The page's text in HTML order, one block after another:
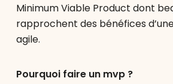
Minimum Viable Product dont
rapprochent des bénéfices
agile.
Pourquoi faire un mvp ?